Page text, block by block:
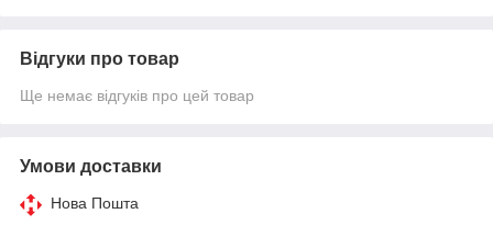
Відгуки про товар
Ще немає відгуків про цей товар
Умови доставки
Нова Пошта